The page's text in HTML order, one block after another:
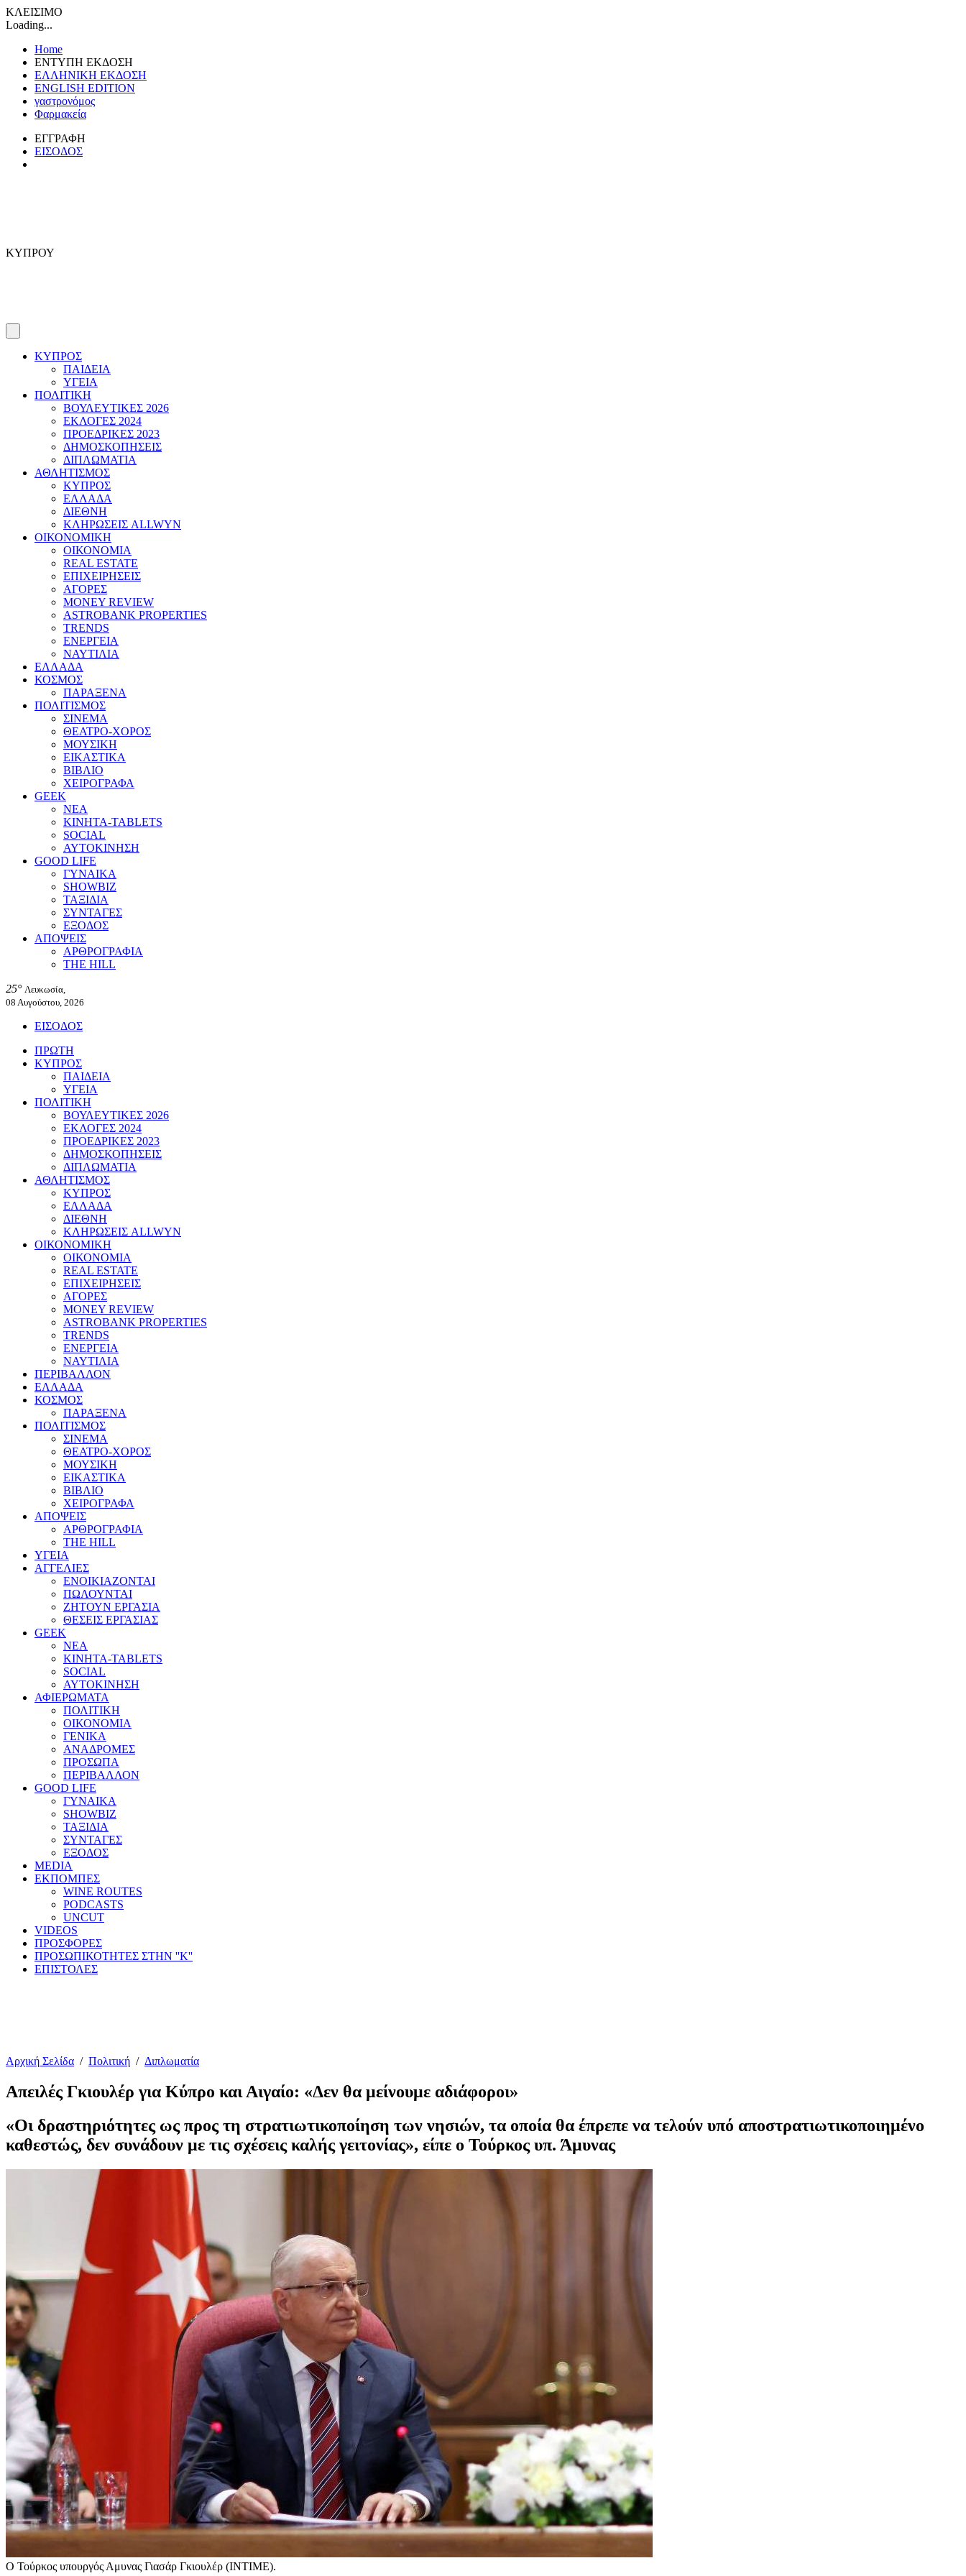
ΚΛΕΙΣΙΜΟ
Loading...
Home
ΕΝΤΥΠΗ ΕΚΔΟΣΗ
ΕΛΛΗΝΙΚΗ ΕΚΔΟΣΗ
ENGLISH EDITION
γαστρονόμος
Φαρμακεία
ΕΓΓΡΑΦΗ
ΕΙΣΟΔΟΣ
ΚΥΠΡΟΥ
ΚΥΠΡΟΣ
ΠΑΙΔΕΙΑ
ΥΓΕΙΑ
ΠΟΛΙΤΙΚΗ
ΒΟΥΛΕΥΤΙΚΕΣ 2026
ΕΚΛΟΓΕΣ 2024
ΠΡΟΕΔΡΙΚΕΣ 2023
ΔΗΜΟΣΚΟΠΗΣΕΙΣ
ΔΙΠΛΩΜΑΤΙΑ
ΑΘΛΗΤΙΣΜΟΣ
ΚΥΠΡΟΣ
ΕΛΛΑΔΑ
ΔΙΕΘΝΗ
ΚΛΗΡΩΣΕΙΣ ALLWYN
ΟΙΚΟΝΟΜΙΚΗ
ΟΙΚΟΝΟΜΙΑ
REAL ESTATE
ΕΠΙΧΕΙΡΗΣΕΙΣ
ΑΓΟΡΕΣ
MONEY REVIEW
ASTROBANK PROPERTIES
TRENDS
ΕΝΕΡΓΕΙΑ
ΝΑΥΤΙΛΙΑ
ΕΛΛΑΔΑ
ΚΟΣΜΟΣ
ΠΑΡΑΞΕΝΑ
ΠΟΛΙΤΙΣΜΟΣ
ΣΙΝΕΜΑ
ΘΕΑΤΡΟ-ΧΟΡΟΣ
ΜΟΥΣΙΚΗ
ΕΙΚΑΣΤΙΚΑ
ΒΙΒΛΙΟ
ΧΕΙΡΟΓΡΑΦΑ
GEEK
ΝΕΑ
ΚΙΝΗΤΑ-TABLETS
SOCIAL
ΑΥΤΟΚΙΝΗΣΗ
GOOD LIFE
ΓΥΝΑΙΚΑ
SHOWBIZ
ΤΑΞΙΔΙΑ
ΣΥΝΤΑΓΕΣ
ΕΞΟΔΟΣ
ΑΠΟΨΕΙΣ
ΑΡΘΡΟΓΡΑΦΙΑ
THE HILL
25° Λευκωσία,
08 Αυγούστου, 2026
ΕΙΣΟΔΟΣ
ΠΡΩΤΗ
ΚΥΠΡΟΣ
ΠΑΙΔΕΙΑ
ΥΓΕΙΑ
ΠΟΛΙΤΙΚΗ
ΒΟΥΛΕΥΤΙΚΕΣ 2026
ΕΚΛΟΓΕΣ 2024
ΠΡΟΕΔΡΙΚΕΣ 2023
ΔΗΜΟΣΚΟΠΗΣΕΙΣ
ΔΙΠΛΩΜΑΤΙΑ
ΑΘΛΗΤΙΣΜΟΣ
ΚΥΠΡΟΣ
ΕΛΛΑΔΑ
ΔΙΕΘΝΗ
ΚΛΗΡΩΣΕΙΣ ALLWYN
ΟΙΚΟΝΟΜΙΚΗ
ΟΙΚΟΝΟΜΙΑ
REAL ESTATE
ΕΠΙΧΕΙΡΗΣΕΙΣ
ΑΓΟΡΕΣ
MONEY REVIEW
ASTROBANK PROPERTIES
TRENDS
ΕΝΕΡΓΕΙΑ
ΝΑΥΤΙΛΙΑ
ΠΕΡΙΒΑΛΛΟΝ
ΕΛΛΑΔΑ
ΚΟΣΜΟΣ
ΠΑΡΑΞΕΝΑ
ΠΟΛΙΤΙΣΜΟΣ
ΣΙΝΕΜΑ
ΘΕΑΤΡΟ-ΧΟΡΟΣ
ΜΟΥΣΙΚΗ
ΕΙΚΑΣΤΙΚΑ
ΒΙΒΛΙΟ
ΧΕΙΡΟΓΡΑΦΑ
ΑΠΟΨΕΙΣ
ΑΡΘΡΟΓΡΑΦΙΑ
THE HILL
ΥΓΕΙΑ
ΑΓΓΕΛΙΕΣ
ΕΝΟΙΚΙΑΖΟΝΤΑΙ
ΠΩΛΟΥΝΤΑΙ
ΖΗΤΟΥΝ ΕΡΓΑΣΙΑ
ΘΕΣΕΙΣ ΕΡΓΑΣΙΑΣ
GEEK
ΝΕΑ
ΚΙΝΗΤΑ-TABLETS
SOCIAL
ΑΥΤΟΚΙΝΗΣΗ
ΑΦΙΕΡΩΜΑΤΑ
ΠΟΛΙΤΙΚΗ
ΟΙΚΟΝΟΜΙΑ
ΓΕΝΙΚΑ
ΑΝΑΔΡΟΜΕΣ
ΠΡΟΣΩΠΑ
ΠΕΡΙΒΑΛΛΟΝ
GOOD LIFE
ΓΥΝΑΙΚΑ
SHOWBIZ
ΤΑΞΙΔΙΑ
ΣΥΝΤΑΓΕΣ
ΕΞΟΔΟΣ
MEDIA
ΕΚΠΟΜΠΕΣ
WINE ROUTES
PODCASTS
UNCUT
VIDEOS
ΠΡΟΣΦΟΡΕΣ
ΠΡΟΣΩΠΙΚΟΤΗΤΕΣ ΣΤΗΝ ''Κ''
ΕΠΙΣΤΟΛΕΣ
Αρχική Σελίδα / Πολιτική / Διπλωματία
Απειλές Γκιουλέρ για Κύπρο και Αιγαίο: «Δεν θα μείνουμε αδιάφοροι»
«Οι δραστηριότητες ως προς τη στρατιωτικοποίηση των νησιών, τα οποία θα έπρεπε να τελούν υπό αποστρατιωτικοποιημένο
καθεστώς, δεν συνάδουν με τις σχέσεις καλής γειτονίας», είπε ο Τούρκος υπ. Άμυνας
Ο Τούρκος υπουργός Αμυνας Γιασάρ Γκιουλέρ (ΙΝΤΙΜΕ).